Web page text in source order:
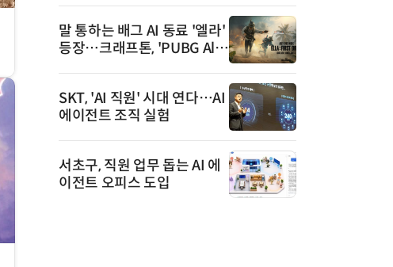
말 통하는 배그 AI 동료 '엘라'
등장…크래프톤, 'PUBG All
SKT, 'AI 직원' 시대 연다…AI
에이전트 조직 실험
서초구, 직원 업무 돕는 AI 에
이전트 오피스 도입